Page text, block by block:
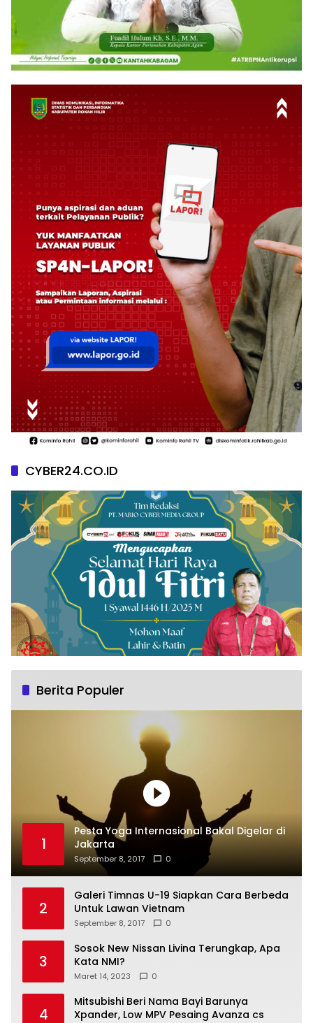
CYBER24.CO.ID
Berita Populer
1
Pesta Yoga Internasional Bakal Digelar di
Jakarta
September 8, 2017 0
2
Galeri Timnas U-19 Siapkan Cara Berbeda
Untuk Lawan Vietnam
September 8, 2017 0
3
Sosok New Nissan Livina Terungkap, Apa
Kata NMI?
Maret 14, 2023 0
4
Mitsubishi Beri Nama Bayi Barunya
Xpander, Low MPV Pesaing Avanza cs